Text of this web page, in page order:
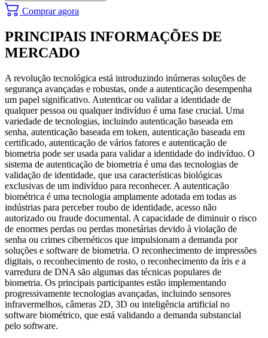
Comprar agora
PRINCIPAIS INFORMAÇÕES DE
MERCADO
A revolução tecnológica está introduzindo inúmeras soluções de
segurança avançadas e robustas, onde a autenticação desempenha
um papel significativo. Autenticar ou validar a identidade de
qualquer pessoa ou qualquer indivíduo é uma fase crucial. Uma
variedade de tecnologias, incluindo autenticação baseada em
senha, autenticação baseada em token, autenticação baseada em
certificado, autenticação de vários fatores e autenticação de
biometria pode ser usada para validar a identidade do indivíduo. O
sistema de autenticação de biometria é uma das tecnologias de
validação de identidade, que usa características biológicas
exclusivas de um indivíduo para reconhecer. A autenticação
biométrica é uma tecnologia amplamente adotada em todas as
indústrias para perceber roubo de identidade, acesso não
autorizado ou fraude documental. A capacidade de diminuir o risco
de enormes perdas ou perdas monetárias devido à violação de
senha ou crimes cibernéticos que impulsionam a demanda por
soluções e software de biometria. O reconhecimento de impressões
digitais, o reconhecimento de rosto, o reconhecimento da íris e a
varredura de DNA são algumas das técnicas populares de
biometria. Os principais participantes estão implementando
progressivamente tecnologias avançadas, incluindo sensores
infravermelhos, câmeras 2D, 3D ou inteligência artificial no
software biométrico, que está validando a demanda substancial
pelo software.